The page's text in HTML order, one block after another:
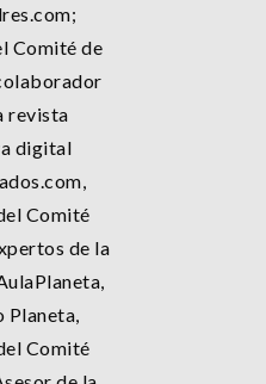
Comité de
revista
digital
Comité
de la
Planeta,
Comité